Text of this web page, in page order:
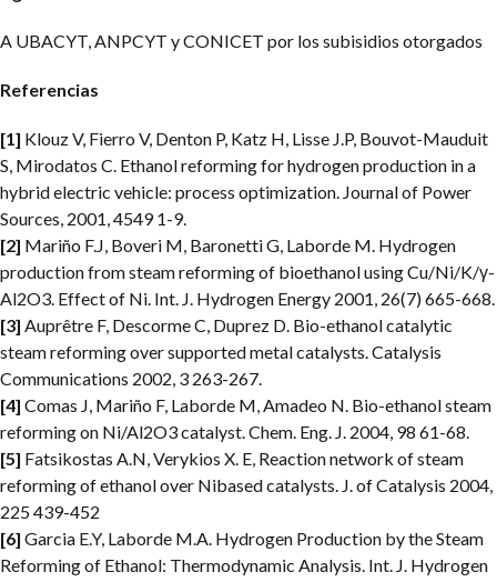
A UBACYT, ANPCYT y CONICET por los subisidios otorgados
Referencias
[1] Klouz V, Fierro V, Denton P, Katz H, Lisse J.P, Bouvot-Mauduit
S, Mirodatos C. Ethanol reforming for hydrogen production in a
hybrid electric vehicle: process optimization. Journal of Power
Sources, 2001, 4549 1-9.
[2] Mariño F.J, Boveri M, Baronetti G, Laborde M. Hydrogen
production from steam reforming of bioethanol using Cu/Ni/K/γ-
Al2O3. Effect of Ni. Int. J. Hydrogen Energy 2001, 26(7) 665-668.
[3] Auprêtre F, Descorme C, Duprez D. Bio-ethanol catalytic
steam reforming over supported metal catalysts. Catalysis
Communications 2002, 3 263-267.
[4] Comas J, Mariño F, Laborde M, Amadeo N. Bio-ethanol steam
reforming on Ni/Al2O3 catalyst. Chem. Eng. J. 2004, 98 61-68.
[5] Fatsikostas A.N, Verykios X. E, Reaction network of steam
reforming of ethanol over Nibased catalysts. J. of Catalysis 2004,
225 439-452
[6] Garcia E.Y, Laborde M.A. Hydrogen Production by the Steam
Reforming of Ethanol: Thermodynamic Analysis. Int. J. Hydrogen